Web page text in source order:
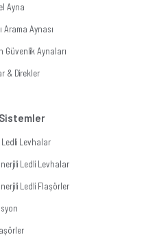
Ayna
Arama Aynası
Güvenlik Aynaları
& Direkler
Ledli Levhalar
Ledli Levhalar
Ledli Flaşörler